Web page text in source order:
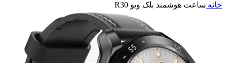
خانه ساعت هوشمند بلک ویو R30